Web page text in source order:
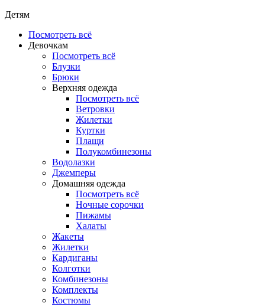
Детям
Посмотреть всё
Девочкам
Посмотреть всё
Блузки
Брюки
Верхняя одежда
Посмотреть всё
Ветровки
Жилетки
Куртки
Плащи
Полукомбинезоны
Водолазки
Джемперы
Домашняя одежда
Посмотреть всё
Ночные сорочки
Пижамы
Халаты
Жакеты
Жилетки
Кардиганы
Колготки
Комбинезоны
Комплекты
Костюмы